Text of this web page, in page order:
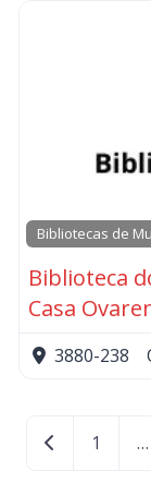
Bibliotecas de
Biblioteca
Casa
3880-238
Posts
Newer posts
1 …